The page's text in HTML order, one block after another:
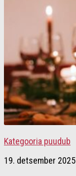
Kategooria puudub
19. detsember 2025